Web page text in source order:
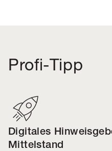
Profi-Tipp
Digitales
Mittelstand